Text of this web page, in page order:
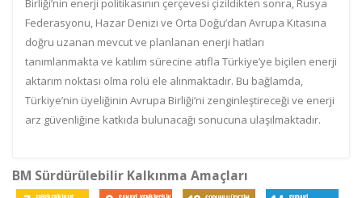
Birliği’nin enerji politikasının çerçevesi çizildikten sonra, Rusya
Federasyonu, Hazar Denizi ve Orta Doğu’dan Avrupa Kıtasına
doğru uzanan mevcut ve planlanan enerji hatları
tanımlanmakta ve katılım sürecine atıfla Türkiye’ye biçilen enerji
aktarım noktası olma rolü ele alınmaktadır. Bu bağlamda,
Türkiye’nin üyeliğinin Avrupa Birliği’ni zenginleştireceği ve enerji
arz güvenliğine katkıda bulunacağı sonucuna ulaşılmaktadır.
BM Sürdürülebilir Kalkınma Amaçları